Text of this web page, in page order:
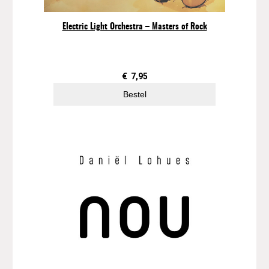
Electric Light Orchestra – Masters of Rock
€ 7,95
Bestel